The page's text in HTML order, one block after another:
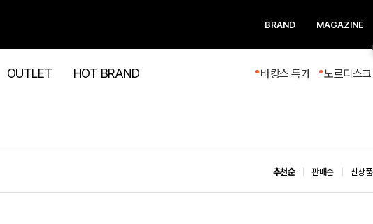
BRAND MAGAZINE
OUTLET HOT BRAND 바캉스 특가 노르디스
추천순 판매순 신상